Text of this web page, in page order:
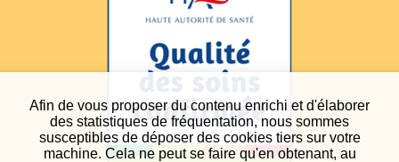
Afin de vous proposer du contenu enrichi et d'élaborer
des statistiques de fréquentation, nous sommes
susceptibles de déposer des cookies tiers sur votre
machine. Cela ne peut se faire qu'en obtenant, au